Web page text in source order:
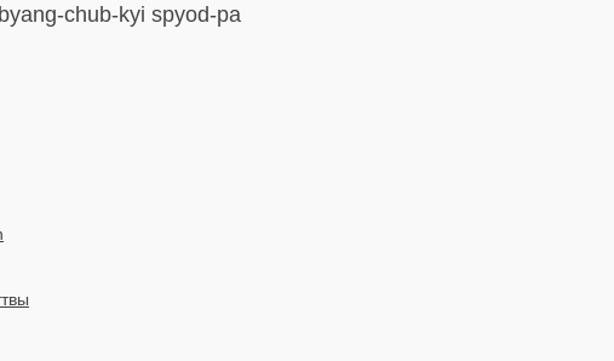
byang-chub-kyi spyod-pa